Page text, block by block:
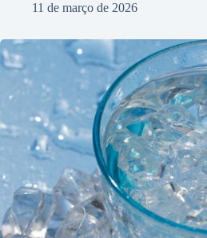
11 de março de 2026